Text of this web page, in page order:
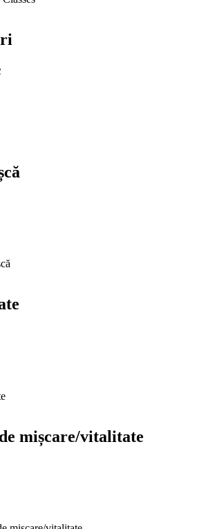
mișcare/vitalitate